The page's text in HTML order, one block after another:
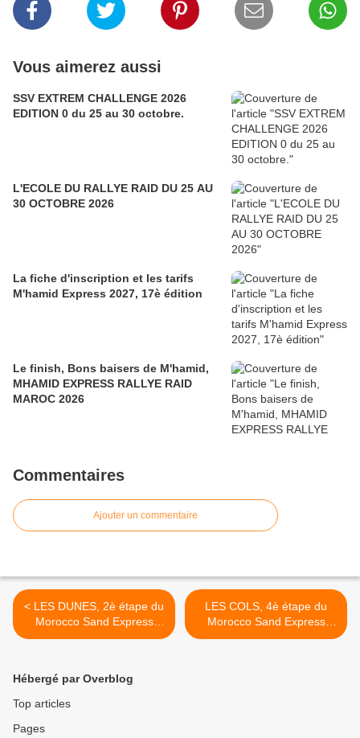
Vous aimerez aussi
SSV EXTREM CHALLENGE 2026
EDITION 0 du 25 au 30 octobre.
L'ECOLE DU RALLYE RAID DU 25 AU
30 OCTOBRE 2026
La fiche d'inscription et les tarifs
M'hamid Express 2027, 17è édition
Le finish, Bons baisers de M'hamid,
MHAMID EXPRESS RALLYE RAID
MAROC 2026
Commentaires
Ajouter un commentaire
< LES DUNES, 2è étape du
Morocco Sand Express
2017
LES COLS, 4è étape du
Morocco Sand Express
2017 >
Hébergé par Overblog
Top articles
Pages